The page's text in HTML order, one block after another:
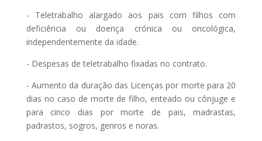
- Teletrabalho alargado aos pais com filhos com
deficiência ou doença crónica ou oncológica,
independentemente da idade.
- Despesas de teletrabalho fixadas no contrato.
- Aumento da duração das Licenças por morte para 20
dias no caso de morte de filho, enteado ou cônjuge e
para cinco dias por morte de pais, madrastas,
padrastos, sogros, genros e noras.